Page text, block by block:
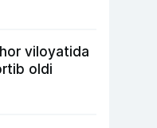
viloyatida
oldi